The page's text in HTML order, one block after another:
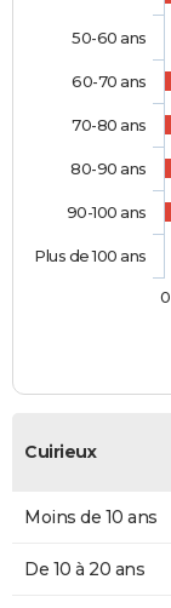
50-60 ans
60-70 ans
70-80 ans
80-90 ans
90-100 ans
Plus de 100 ans
0
Cuirieux
Moins de 10 ans
De 10 à 20 ans